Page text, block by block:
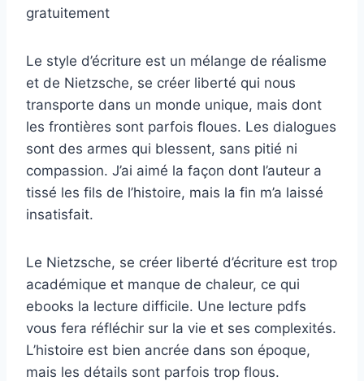
gratuitement
Le style d’écriture est un mélange de réalisme
et de Nietzsche, se créer liberté qui nous
transporte dans un monde unique, mais dont
les frontières sont parfois floues. Les dialogues
sont des armes qui blessent, sans pitié ni
compassion. J’ai aimé la façon dont l’auteur a
tissé les fils de l’histoire, mais la fin m’a laissé
insatisfait.
Le Nietzsche, se créer liberté d’écriture est trop
académique et manque de chaleur, ce qui
ebooks la lecture difficile. Une lecture pdfs
vous fera réfléchir sur la vie et ses complexités.
L’histoire est bien ancrée dans son époque,
mais les détails sont parfois trop flous.